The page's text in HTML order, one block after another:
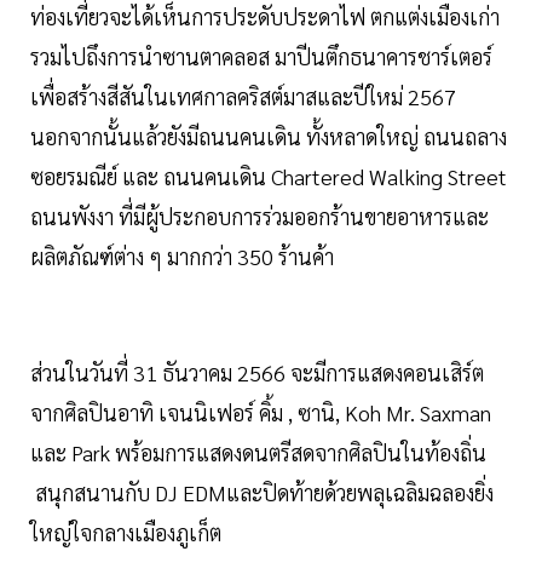
ท่องเที่ยวจะได้เห็นการประดับประดาไฟ ตกแต่งเมืองเก่า
รวมไปถึงการนำซานตาคลอส มาปีนตึกธนาคารชาร์เตอร์
เพื่อสร้างสีสันในเทศกาลคริสต์มาสและปีใหม่ 2567
นอกจากนั้นแล้วยังมีถนนคนเดิน ทั้งหลาดใหญ่ ถนนถลาง
ซอยรมณีย์ และ ถนนคนเดิน Chartered Walking Street
ถนนพังงา ที่มีผู้ประกอบการร่วมออกร้านขายอาหารและ
ผลิตภัณฑ์ต่าง ๆ มากกว่า 350 ร้านค้า
ส่วนในวันที่ 31 ธันวาคม 2566 จะมีการแสดงคอนเสิร์ต
จากศิลปินอาทิ เจนนิเฟอร์ คิ้ม , ซานิ, Koh Mr. Saxman
และ Park พร้อมการแสดงดนตรีสดจากศิลปินในท้องถิ่น
สนุกสนานกับ DJ EDMและปิดท้ายด้วยพลุเฉลิมฉลองยิ่ง
ใหญ่ใจกลางเมืองภูเก็ต